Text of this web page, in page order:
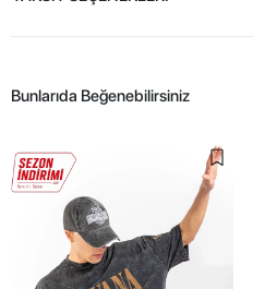
Bunlarıda Beğenebilirsiniz